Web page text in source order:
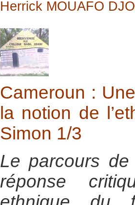
Herrick MOUAFO
Cameroun :
la notion de
Simon 1/3
Le parcours
réponse